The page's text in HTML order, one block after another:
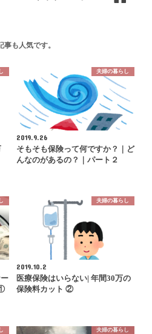
事も人気です。
夫婦の暮らし
2019.9.26
そもそも保険って何ですか？｜ど
んなのがあるの？｜パート２
夫婦の暮らし
2019.10.2
医療保険はいらない| 年間30万の
保険料カット ②
夫婦の暮らし